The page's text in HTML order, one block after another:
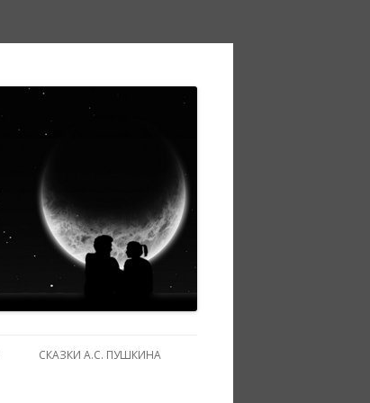
СКАЗКИ А.С. ПУШКИНА